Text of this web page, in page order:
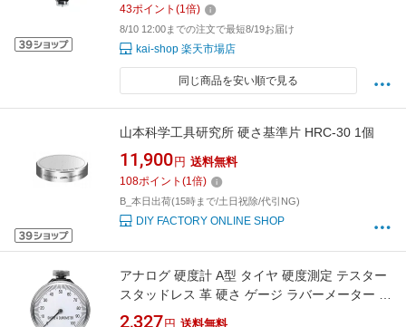
43ポイント (1倍)
8/10 12:00までの注文で最短8/19お届け
kai-shop 楽天市場店
同じ商品を安い順で見る
山本科学工具研究所 硬さ基準片 HRC-30 1個
11,900 円 送料無料
108ポイント (1倍)
B_本日出荷(15時まで/土日祝除/代引NG)
DIY FACTORY ONLINE SHOP
アナログ 硬度計 A型 タイヤ 硬度測定 テスター
スタッドレス 革 硬さ ゲージ ラバーメーター 測
定工具[ゆうパケット発送、送料無料、代引不
2,327 円 送料無料